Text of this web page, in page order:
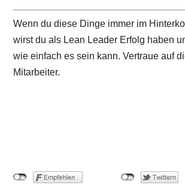
Wenn du diese Dinge immer im
wirst du als Lean Leader Erfolg haben
wie einfach es sein kann. Vertraue auf
Mitarbeiter.